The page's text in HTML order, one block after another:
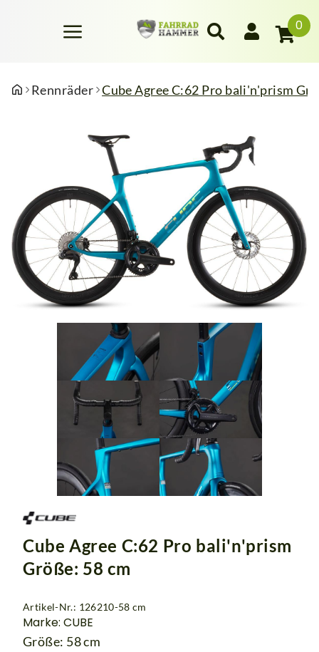
0
Rennräder Cube Agree C:62 Pro bali'n'prism
Cube Agree C:62 Pro bali'n'prism
Größe: 58 cm
Artikel-Nr.: 126210-58 cm
Marke: CUBE
Größe: 58 cm